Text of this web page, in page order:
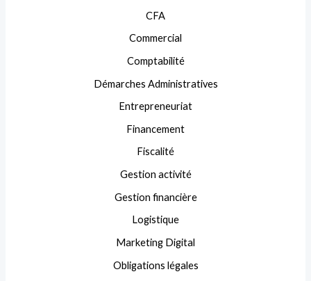
CFA
Commercial
Comptabilité
Démarches Administratives
Entrepreneuriat
Financement
Fiscalité
Gestion activité
Gestion financière
Logistique
Marketing Digital
Obligations légales